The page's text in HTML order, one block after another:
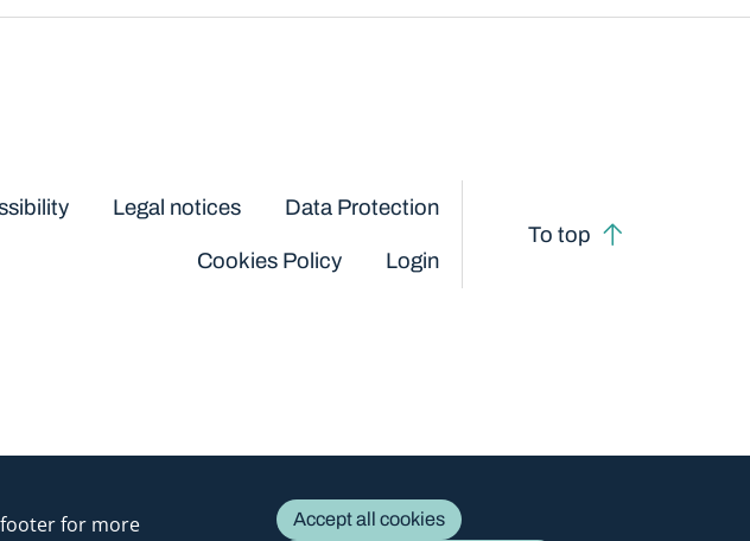
for more Accept all cookies
Legal notices Data Protection
Cookies Policy Login
To top